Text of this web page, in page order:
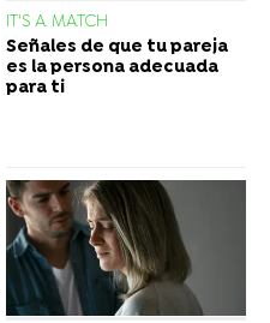
IT'S A MATCH
Señales de que tu pareja
es la persona adecuada
para ti